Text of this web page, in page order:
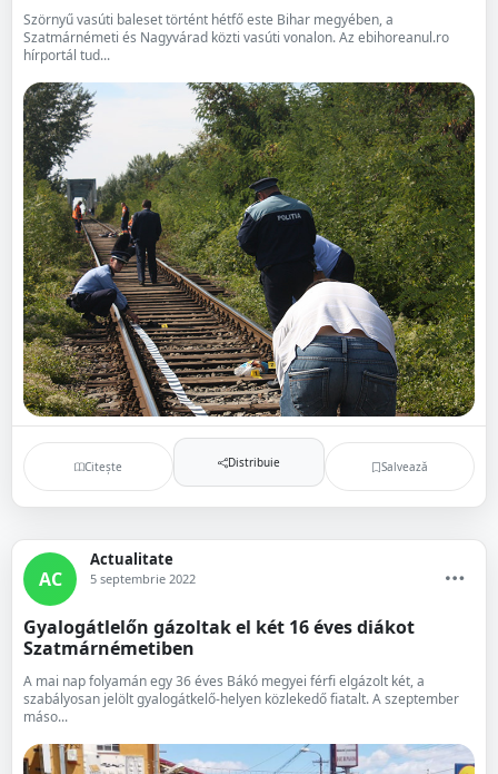
Szörnyű vasúti baleset történt hétfő este Bihar megyében, a
Szatmárnémeti és Nagyvárad közti vasúti vonalon. Az ebihoreanul.ro
hírportál tud...
Citește Distribuie Salvează
AC
Actualitate
5 septembrie 2022
Gyalogátlelőn gázoltak el két 16 éves diákot
Szatmárnémetiben
A mai nap folyamán egy 36 éves Bákó megyei férfi elgázolt két, a
szabályosan jelölt gyalogátkelő-helyen közlekedő fiatalt. A szeptember
máso...